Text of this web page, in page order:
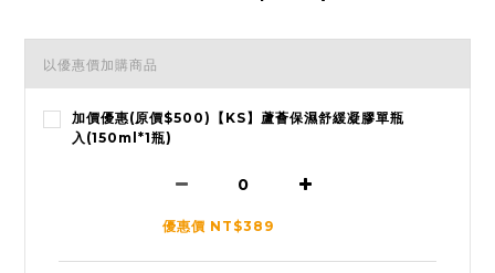
以優惠價加購商品
加價優惠(原價$500)【KS】蘆薈保濕舒緩凝膠單瓶
入(150ml*1瓶)
優惠價 NT$389